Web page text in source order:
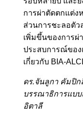
การผ่าตัดตกแต่ง
ส่วนการชะลอตัว
เพิ่มขึ้นของการผ่
ประสบการณ์ของ
เกี่ยวกับ BIA-
ดร.จันลูกา คัมปิก
บรรณาธิการแบ
อิตาลี